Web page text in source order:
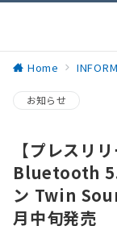
Home
お知らせ
【プレスリ
Bluetooth
ン Twin
月中旬発売